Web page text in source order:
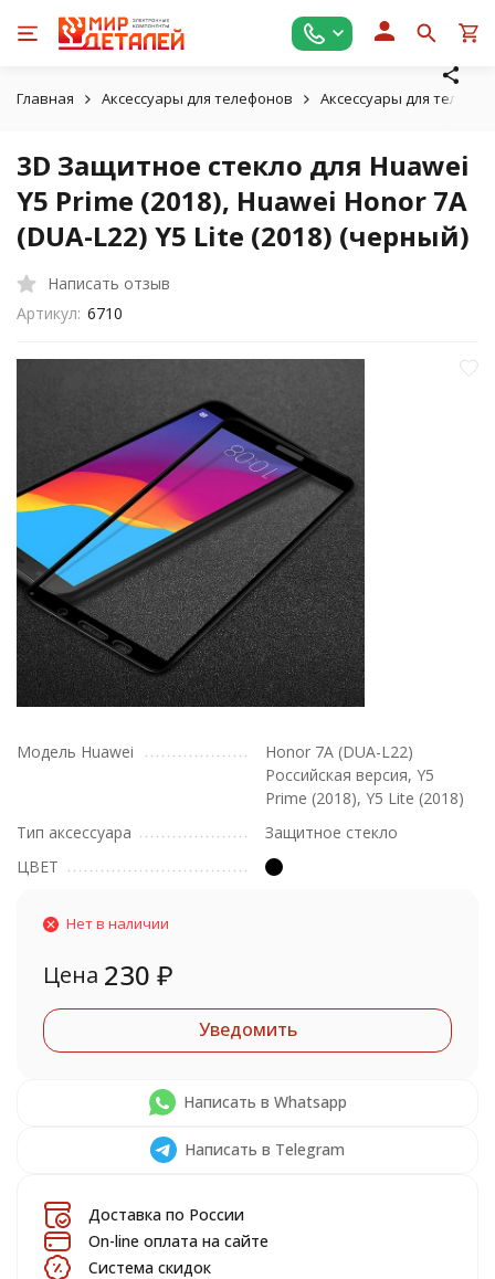
Главная Аксессуары для телефонов Аксессуары для
3D Защитное стекло для Huawei
Y5 Prime (2018), Huawei Honor 7A
(DUA-L22) Y5 Lite (2018) (черный)
Написать отзыв
Артикул: 6710
Модель Huawei
Honor 7A (DUA-L22)
Российская версия, Y5
Prime (2018), Y5 Lite (2018)
Тип аксессуара
Защитное стекло
ЦВЕТ
Нет в наличии
Цена 230 ₽
Уведомить
Написать в Whatsapp
Написать в Telegram
Доставка по России
On-line оплата на сайте
Система скидок